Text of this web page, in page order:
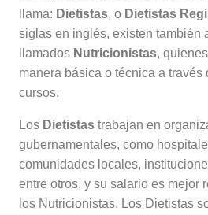
llama: Dietistas, o Dietistas
siglas en inglés, existen también
llamados Nutricionistas,
manera básica o técnica a través
cursos.
Los Dietistas trabajan en
gubernamentales, como
comunidades locales,
entre otros, y su salario es mejor
los Nutricionistas. Los Dietistas